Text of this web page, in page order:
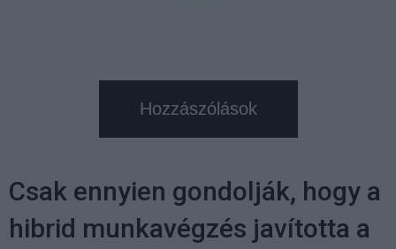
Hozzászólások
Csak ennyien gondolják, hogy a
hibrid munkavégzés javította a